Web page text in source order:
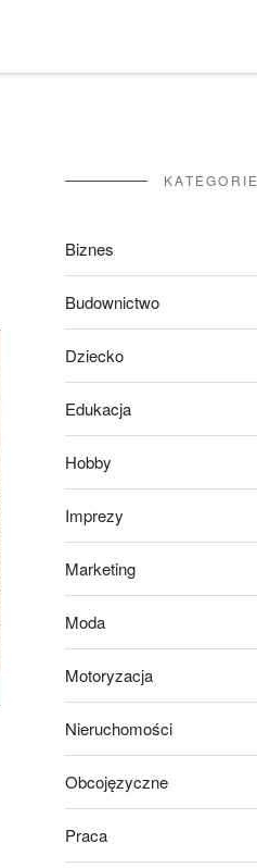
KATEGORIE
Biznes
Budownictwo
Dziecko
Edukacja
Hobby
Imprezy
Marketing
Moda
Motoryzacja
Nieruchomości
Obcojęzyczne
Praca